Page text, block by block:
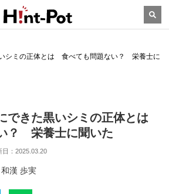
シミの正体とは 食べても問題ない？ 栄養士に
できた黒いシミの正体とは
？ 栄養士に聞いた
日：2025.03.20
漢 歩実